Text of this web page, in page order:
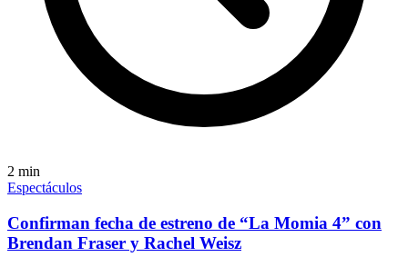
2 min
Espectáculos
Confirman fecha de estreno de “La Momia 4” con
Brendan Fraser y Rachel Weisz